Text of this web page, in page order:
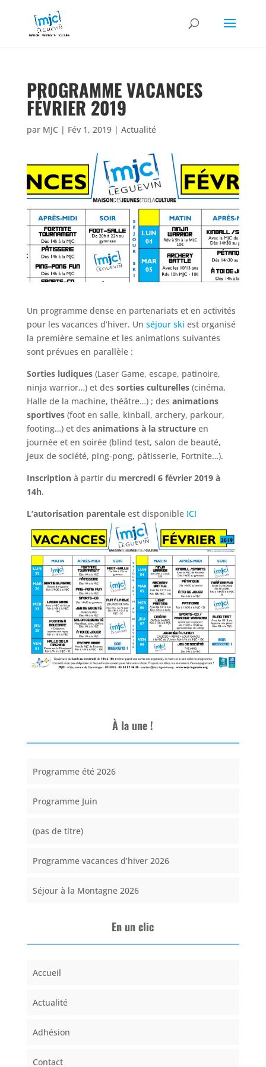
PROGRAMME VACANCES
FÉVRIER 2019
par MJC | Fév 1, 2019| Actualité
Un programme dense en partenariats et en activités
pour les vacances d’hiver. Un séjour ski est organisé
la première semaine et les animations suivantes
sont prévues en parallèle :
Sorties ludiques(Laser Game, escape, patinoire,
ninja warrior…) et des sorties culturelles(cinéma,
Halle de la machine, théâtre…) ; des animations
sportives(foot en salle, kinball, archery, parkour,
footing…) et des animations à la structureen
journée et en soirée (blind test, salon de beauté,
jeux de société, ping-pong, pâtisserie, Fortnite…).
Inscription à partir du mercredi 6 février 2019 à
14h.
L’autorisation parentaleest disponible ICI
À la une !
Programme été 2026
Programme Juin
(pas de titre)
Programme vacances d’hiver 2026
Séjour à la Montagne 2026
En un clic
Accueil
Actualité
Adhésion
Contact